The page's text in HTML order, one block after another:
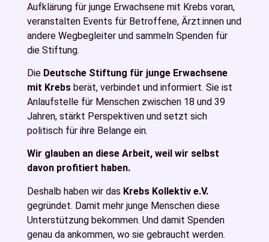
Aufklärung für junge Erwachsene mit Krebs voran,
veranstalten Events für Betroffene, Ärzt:innen und
andere Wegbegleiter und sammeln Spenden für
die Stiftung.
Die Deutsche Stiftung für junge Erwachsene
mit Krebsberät, verbindet und informiert. Sie ist
Anlaufstelle für Menschen zwischen 18 und 39
Jahren, stärkt Perspektiven und setzt sich
politisch für ihre Belange ein.
Wir glauben an diese Arbeit, weil wir selbst
davon profitiert haben.
Deshalb haben wir das Krebs Kollektiv e.V.
gegründet. Damit mehr junge Menschen diese
Unterstützung bekommen. Und damit Spenden
genau da ankommen, wo sie gebraucht werden.